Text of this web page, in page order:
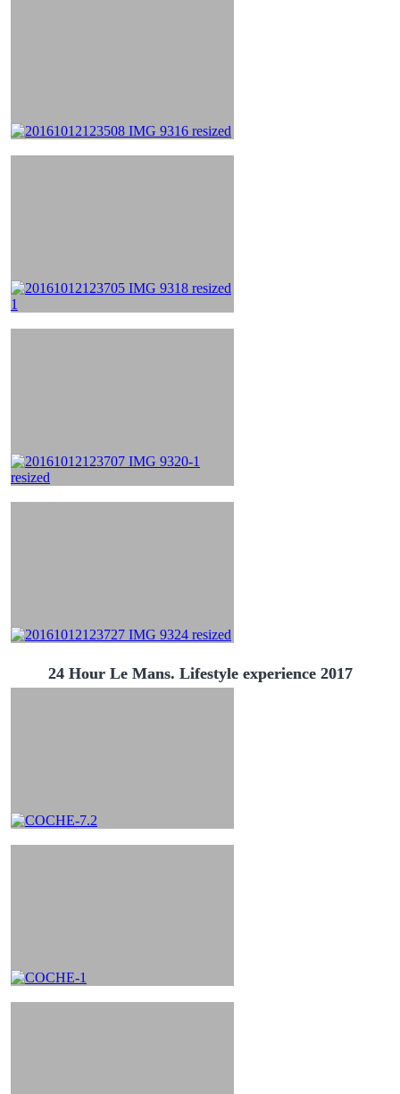
24 Hour Le Mans. Lifestyle experience 2017